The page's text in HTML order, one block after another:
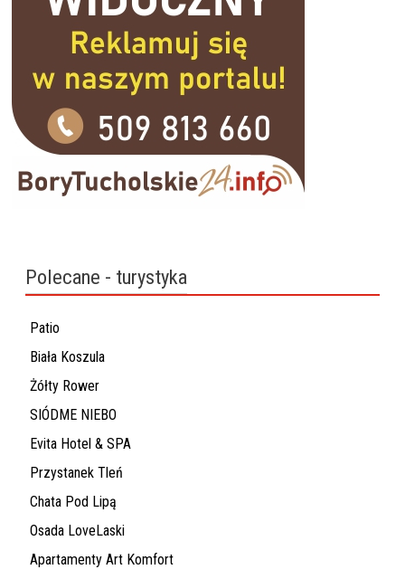
Polecane - turystyka
Patio
Biała Koszula
Żółty Rower
SIÓDME NIEBO
Evita Hotel & SPA
Przystanek Tleń
Chata Pod Lipą
Osada LoveLaski
Apartamenty Art Komfort